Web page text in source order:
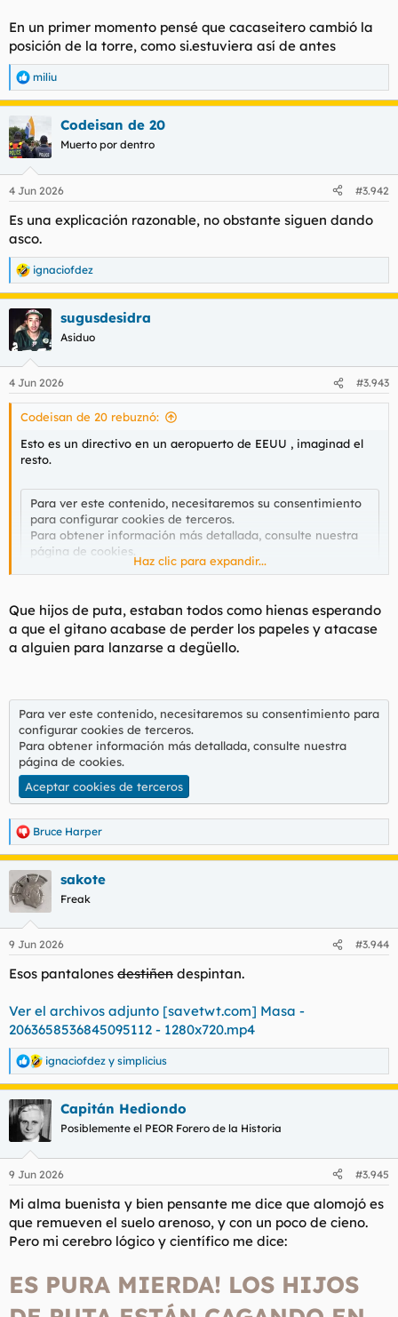
En un primer momento pensé que cacaseitero cambió la
posición de la torre, como si.estuviera así de antes
R
e
a
c
c
i
e
:
miliu
Codeisan de 20
Muerto por dentro
4 Jun 2026 #3.942
Es una explicación razonable, no obstante siguen dando
asco.
R
e
a
c
i
e
s
ignaciofdez
sugusdesidra
Asiduo
4 Jun 2026 #3.943
Codeisan de 20 rebuznó:
Esto es un directivo en un aeropuerto de EEUU , imaginad el
resto.
Para ver este contenido, necesitaremos su consentimiento
para configurar cookies de terceros.
Para obtener información más detallada, consulte nuestra
página de cookies
Aceptar cookies de terceros
Bueno, el resto ya los conoceéis.
Haz clic para expandir...
Que hijos de puta, estaban todos como hienas esperando
a que el gitano acabase de perder los papeles y atacase
a alguien para lanzarse a degüello.
Para ver este contenido, necesitaremos su consentimiento para
configurar cookies de terceros.
Para obtener información más detallada, consulte nuestra
página de cookies.
Aceptar cookies de terceros
R
e
a
c
c
i
e
:
Bruce Harper
sakote
Freak
9 Jun 2026 #3.944
Esos pantalones destiñen despintan.
Ver el archivos adjunto [savetwt.com] Masa -
2063658536845095112 - 1280x720.mp4
R
e
a
c
c
e
:
ignaciofdez y simplicius
Capitán Hediondo
Posiblemente el PEOR Forero de la Historia
9 Jun 2026 #3.945
Mi alma buenista y bien pensante me dice que alomojó es
que remueven el suelo arenoso, y con un poco de cieno.
Pero mi cerebro lógico y científico me dice:
ES PURA MIERDA! LOS HIJOS